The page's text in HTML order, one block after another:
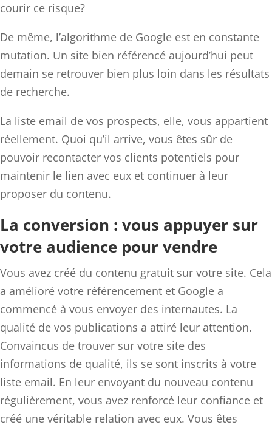
courir ce risque?
De même, l’algorithme de Google est en constante
mutation. Un site bien référencé aujourd’hui peut
demain se retrouver bien plus loin dans les résultats
de recherche.
La liste email de vos prospects, elle, vous appartient
réellement. Quoi qu’il arrive, vous êtes sûr de
pouvoir recontacter vos clients potentiels pour
maintenir le lien avec eux et continuer à leur
proposer du contenu.
La conversion : vous appuyer sur
votre audience pour vendre
Vous avez créé du contenu gratuit sur votre site. Cela
a amélioré votre référencement et Google a
commencé à vous envoyer des internautes. La
qualité de vos publications a attiré leur attention.
Convaincus de trouver sur votre site des
informations de qualité, ils se sont inscrits à votre
liste email. En leur envoyant du nouveau contenu
régulièrement, vous avez renforcé leur confiance et
créé une véritable relation avec eux. Vous êtes